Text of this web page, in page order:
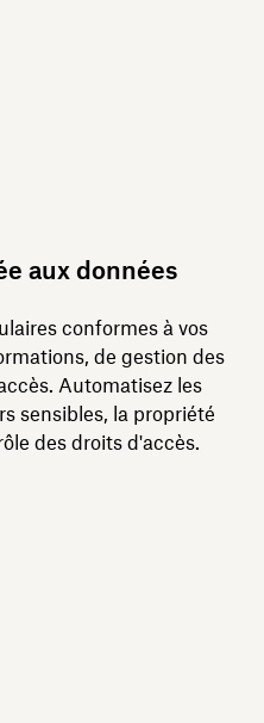
aux données
conformes à vos
de gestion des
Automatisez les
sensibles, la propriété
des droits d'accès.